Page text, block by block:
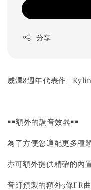
分享
威澤8週年代表作 |
￭￭額外的調音效器￭￭
為了方便您適配更多種
亦可額外提供精確的內
音師預製的額外3條FR